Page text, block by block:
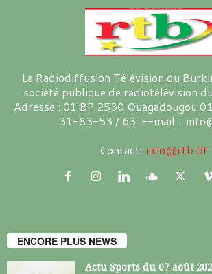
La Radiodiffusion Télévision du
société publique de radiotélévision
Adresse : 01 BP 2530 Ouagadougou
31-83-53 / 63 E-mail :
Contact: info@rtb.bf
ENCORE PLUS NEWS
Actu Sports du 07 août